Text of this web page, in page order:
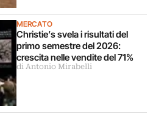
MERCATO
Christie’s svela i risultati del
primo semestre del 2026:
crescita nelle vendite del 71%
di Antonio Mirabelli